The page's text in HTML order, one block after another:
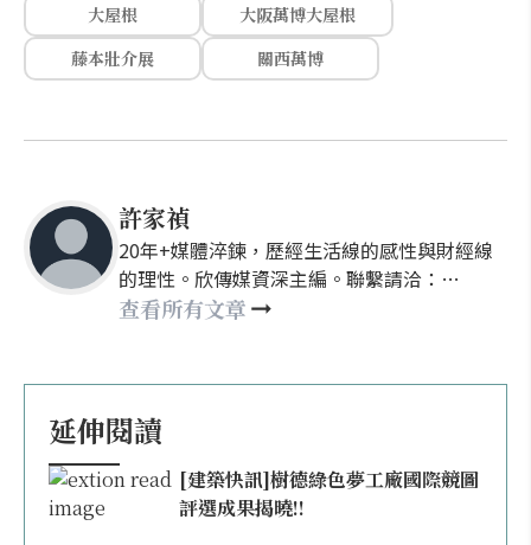
大屋根
大阪萬博大屋根
藤本壯介展
關西萬博
許家禎
20年+媒體淬鍊，歷經生活線的感性與財經線
的理性。欣傳媒資深主編。聯繫請洽：
nellyhsu@xinmedia.com
查看所有文章
延伸閱讀
[建築快訊]樹德綠色夢工廠國際競圖
評選成果揭曉!!